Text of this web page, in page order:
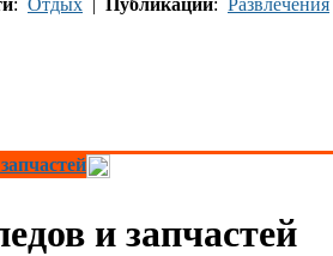
: Отдых | Публикации: Развлечения
и запчастей